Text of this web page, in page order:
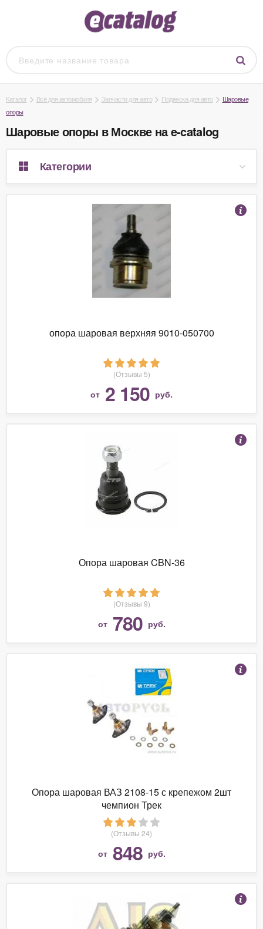
Каталог Всё для автомобиля Запчасти для авто Подвеска для авто
Шаровые
опоры
Шаровые опоры в Москве на e-catalog
Категории
опора шаровая верхняя 9010-050700
(Отзывы 5)
от 2 150 руб.
Опора шаровая CBN-36
(Отзывы 9)
от 780 руб.
Опора шаровая ВАЗ 2108-15 с крепежом 2шт
чемпион Трек
(Отзывы 24)
от 848 руб.